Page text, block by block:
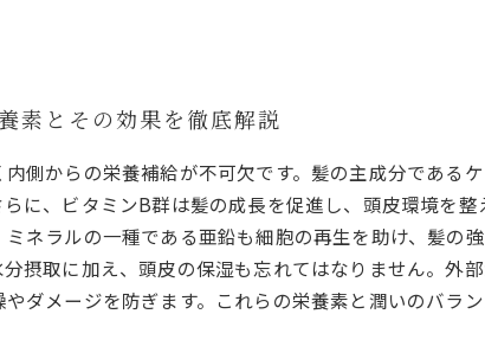
素とその効果を徹底解説
側からの栄養補給が不可欠です。髪の主成分である
に、ビタミンB群は髪の成長を促進し、頭皮環境を
ネラルの一種である亜鉛も細胞の再生を助け、髪の
摂取に加え、頭皮の保湿も忘れてはなりません。外
ダメージを防ぎます。これらの栄養素と潤いのバラ